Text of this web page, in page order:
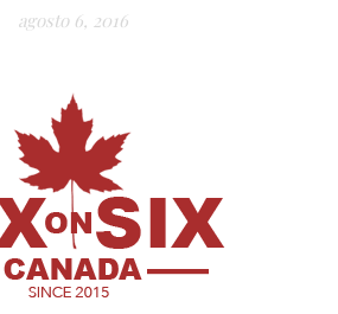
agosto 6, 2016